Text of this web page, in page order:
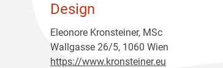
Design
Eleonore Kronsteiner, MSc
Wallgasse 26/5, 1060 Wien
https://www.kronsteiner.eu